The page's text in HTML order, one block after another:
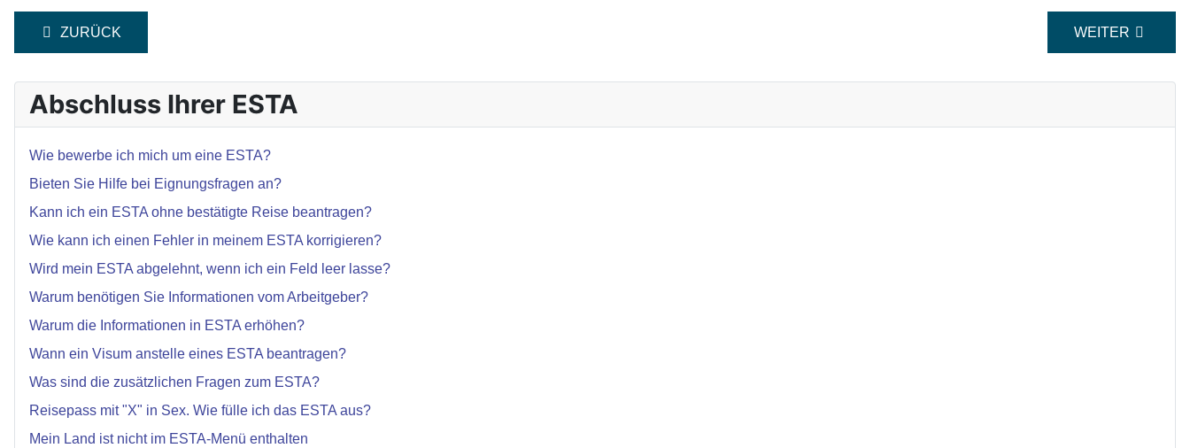
VORHERIGER BEITRAG: AUSGABELAND STEHT NICHT AUF DER SPEISEKARTE, ANDERE PROBLEME
ZURÜCK NÄCHSTER
WEITER
Abschluss Ihrer ESTA
Wie bewerbe ich mich um eine ESTA?
Bieten Sie Hilfe bei Eignungsfragen an?
Kann ich ein ESTA ohne bestätigte Reise beantragen?
Wie kann ich einen Fehler in meinem ESTA korrigieren?
Wird mein ESTA abgelehnt, wenn ich ein Feld leer lasse?
Warum benötigen Sie Informationen vom Arbeitgeber?
Warum die Informationen in ESTA erhöhen?
Wann ein Visum anstelle eines ESTA beantragen?
Was sind die zusätzlichen Fragen zum ESTA?
Reisepass mit "X" in Sex. Wie fülle ich das ESTA aus?
Mein Land ist nicht im ESTA-Menü enthalten